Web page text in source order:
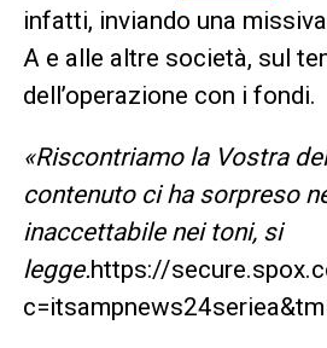
infatti, inviando una
A e alle altre società, sul
dell’operazione con i fondi.
«Riscontriamo la Vostra
contenuto ci ha sorpreso
inaccettabile nei toni, si
legge.https://